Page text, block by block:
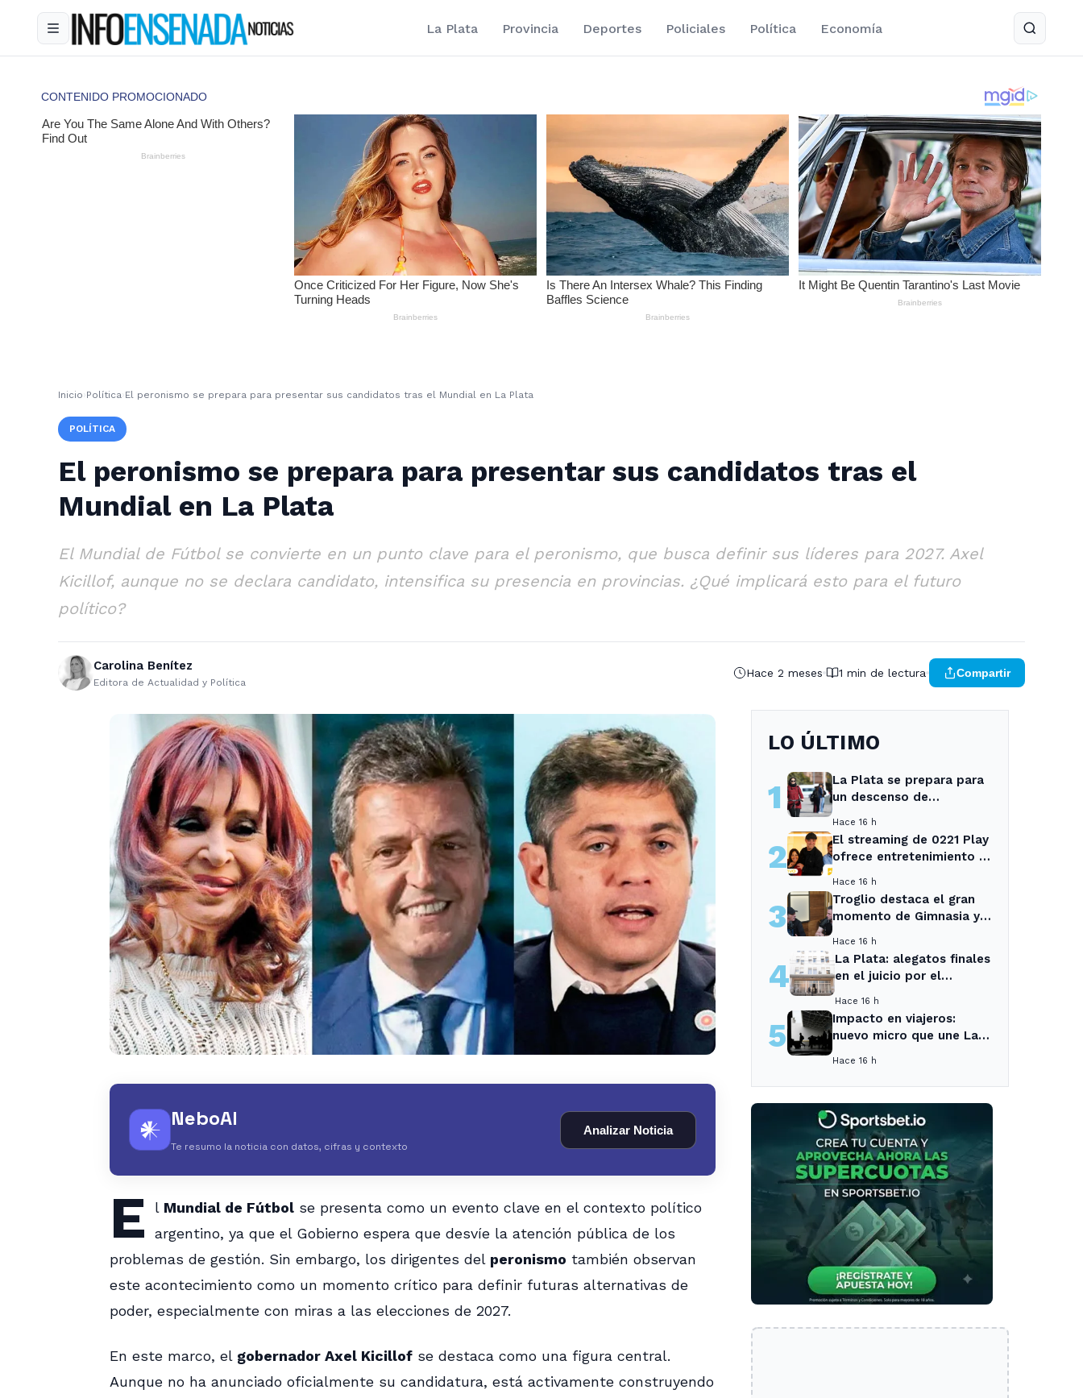
La Plata Provincia Deportes Policiales Política Economía
Inicio ›Política›El peronismo se prepara para presentar sus candidatos tras el Mundial en La Plata
POLÍTICA
El peronismo se prepara para presentar sus candidatos tras el
Mundial en La Plata
El Mundial de Fútbol se convierte en un punto clave para el peronismo, que busca definir sus líderes para 2027. Axel
Kicillof, aunque no se declara candidato, intensifica su presencia en provincias. ¿Qué implicará esto para el futuro
político?
Carolina Benítez
Editora de Actualidad y Política
Hace 2 meses 1 min de lectura Compartir
𒀭 NeboAI
Te resumo la noticia con datos, cifras y contexto
Analizar Noticia
E l Mundial de Fútbolse presenta como un evento clave en el contexto político
argentino, ya que el Gobierno espera que desvíe la atención pública de los
problemas de gestión. Sin embargo, los dirigentes del peronismo también observan
este acontecimiento como un momento crítico para definir futuras alternativas de
poder, especialmente con miras a las elecciones de 2027.
En este marco, el gobernador Axel Kicillof se destaca como una figura central.
Aunque no ha anunciado oficialmente su candidatura, está activamente construyendo
LO ÚLTIMO
1
La Plata se prepara para
un descenso de
Hace 16 h
2
El streaming de 0221 Play
ofrece entretenimiento y
Hace 16 h
3
Troglio destaca el gran
momento de Gimnasia y
entrenador
Hace 16 h
4
La Plata: alegatos finales
en el juicio por el
Hace 16 h
5
Impacto en viajeros:
nuevo micro que une La
tramo específico
Hace 16 h